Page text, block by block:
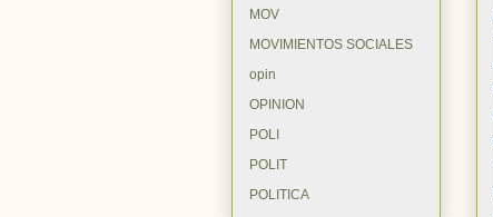
MOV
MOVIMIENTOS SOCIALES
opin
OPINION
POLI
POLIT
POLITICA